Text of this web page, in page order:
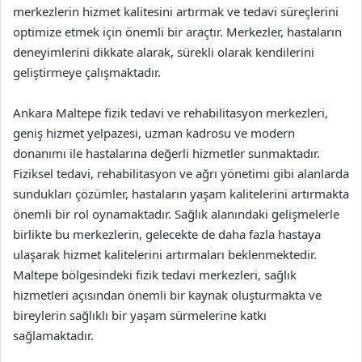
merkezlerin hizmet kalitesini artırmak ve tedavi süreçlerini
optimize etmek için önemli bir araçtır. Merkezler, hastaların
deneyimlerini dikkate alarak, sürekli olarak kendilerini
geliştirmeye çalışmaktadır.
Ankara Maltepe fizik tedavi ve rehabilitasyon merkezleri,
geniş hizmet yelpazesi, uzman kadrosu ve modern
donanımı ile hastalarına değerli hizmetler sunmaktadır.
Fiziksel tedavi, rehabilitasyon ve ağrı yönetimi gibi alanlarda
sundukları çözümler, hastaların yaşam kalitelerini artırmakta
önemli bir rol oynamaktadır. Sağlık alanındaki gelişmelerle
birlikte bu merkezlerin, gelecekte de daha fazla hastaya
ulaşarak hizmet kalitelerini artırmaları beklenmektedir.
Maltepe bölgesindeki fizik tedavi merkezleri, sağlık
hizmetleri açısından önemli bir kaynak oluşturmakta ve
bireylerin sağlıklı bir yaşam sürmelerine katkı
sağlamaktadır.